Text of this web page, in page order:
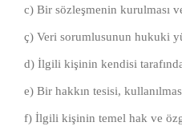
c) Bir sözleşmenin kurulması
ç) Veri sorumlusunun hukuki
d) İlgili kişinin kendisi
e) Bir hakkın tesisi,
f) İlgili kişinin temel hak ve